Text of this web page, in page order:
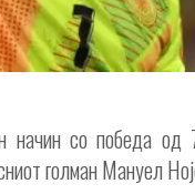
начин со победа
голман Мануел